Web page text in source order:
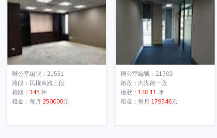
辦公室編號：21531
路段：民權東路三段
權狀： 145 坪
租金：每月 250000元
辦公室編號：21509
路段：內湖路一段
權狀： 138.11 坪
租金：每月 179546元